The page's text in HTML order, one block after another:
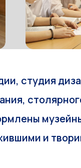
студия
и